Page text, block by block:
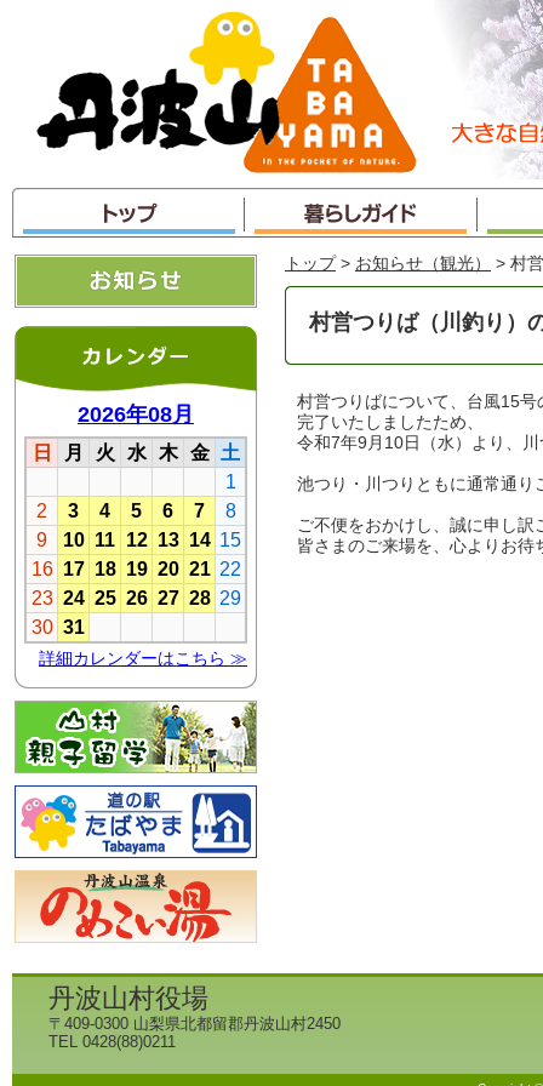
ャ
ン
プ
トップ > お知らせ（観光） > 村
村営つりば（川釣り）
村営つりばについて、台風15
完了いたしましたため、
令和7年9月10日（水）より、
池つり・川つりともに通常通り
ご不便をおかけし、誠に申し訳
皆さまのご来場を、心よりお待
丹波山村役場
〒409-0300 山梨県北都留郡丹波山村2450
TEL 0428(88)0211